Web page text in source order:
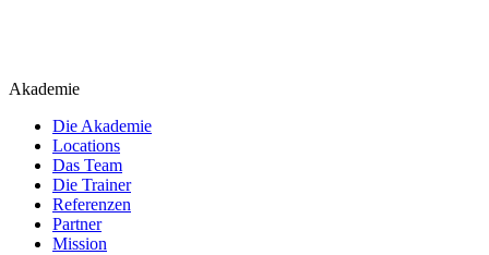
Akademie
Die Akademie
Locations
Das Team
Die Trainer
Referenzen
Partner
Mission